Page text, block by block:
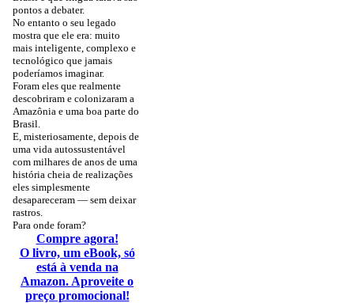
pontos a debater.
No entanto o seu legado
mostra que ele era: muito
mais inteligente, complexo e
tecnológico que jamais
poderíamos imaginar.
Foram eles que realmente
descobriram e colonizaram a
Amazônia e uma boa parte do
Brasil.
E, misteriosamente, depois de
uma vida autossustentável
com milhares de anos de uma
história cheia de realizações
eles simplesmente
desapareceram — sem deixar
rastros.
Para onde foram?
Compre agora!
O livro, um eBook, só
está à venda na
Amazon. Aproveite o
preço promocional!